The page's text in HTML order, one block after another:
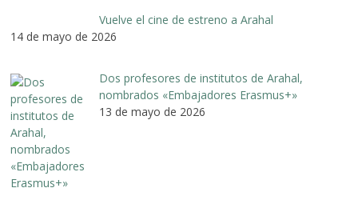
Vuelve el cine de estreno a Arahal
14 de mayo de 2026
Dos profesores de institutos de Arahal,
nombrados «Embajadores Erasmus+»
13 de mayo de 2026